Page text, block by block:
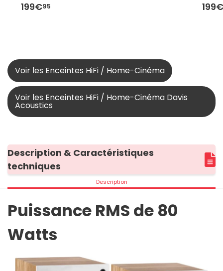
199€95
Voir les Enceintes HiFi / Home-Cinéma
Voir les Enceintes HiFi / Home-Cinéma Davis
Acoustics
Description & Caractéristiques
techniques
Description
Puissance RMS de 80
Watts